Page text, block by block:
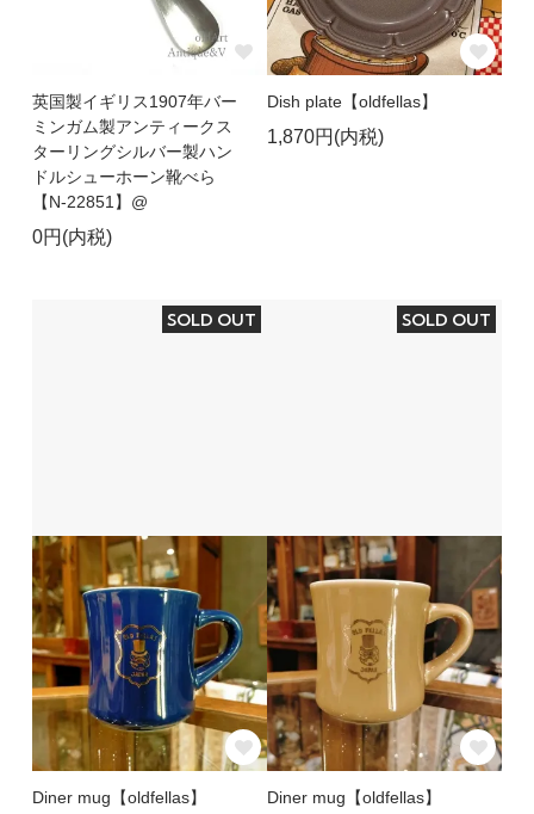
英国製イギリス1907年バー
ミンガム製アンティークス
ターリングシルバー製ハン
ドルシューホーン靴べら
【N-22851】@
0円(内税)
Dish plate【oldfellas】
1,870円(内税)
SOLD OUT
Diner mug【oldfellas】
SOLD OUT
Diner mug【oldfellas】